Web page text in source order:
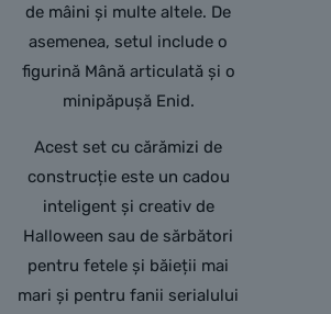
de mâini și multe altele. De
asemenea, setul include o
figurină Mână articulată și o
minipăpușă Enid.
Acest set cu cărămizi de
construcție este un cadou
inteligent și creativ de
Halloween sau de sărbători
pentru fetele și băieții mai
mari și pentru fanii serialului